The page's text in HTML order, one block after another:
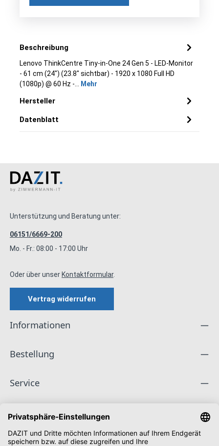
Beschreibung
Lenovo ThinkCentre Tiny-in-One 24 Gen 5 - LED-Monitor
- 61 cm (24") (23.8" sichtbar) - 1920 x 1080 Full HD
(1080p) @ 60 Hz -… Mehr
Hersteller
Datenblatt
Unterstützung und Beratung unter:
06151/6669-200
Mo. - Fr.: 08:00 - 17:00 Uhr
Oder über unserKontaktformular.
Vertrag widerrufen
Informationen
Bestellung
Service
Unternehmen
Folge uns